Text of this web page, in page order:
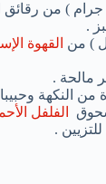
6 أونصات ( 170 جرام )
.
القهوة
الفلفل
.